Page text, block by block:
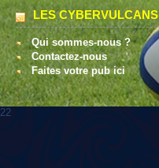
LES CYBERVULCANS
Qui sommes-nous ?
Contactez-nous
Faites votre pub ici
22